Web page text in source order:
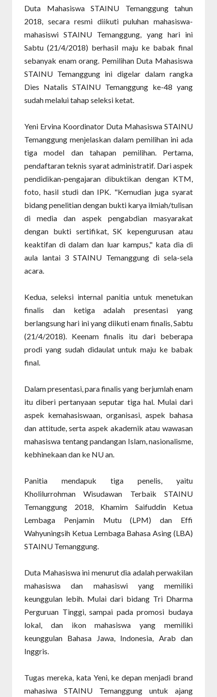
Duta Mahasiswa STAINU Temanggung tahun
2018, secara resmi diikuti puluhan mahasiswa-
mahasiswi STAINU Temanggung, yang hari ini
Sabtu (21/4/2018) berhasil maju ke babak final
sebanyak enam orang. Pemilihan Duta Mahasiswa
STAINU Temanggung ini digelar dalam rangka
Dies Natalis STAINU Temanggung ke-48 yang
sudah melalui tahap seleksi ketat.
Yeni Ervina Koordinator Duta Mahasiswa STAINU
Temanggung menjelaskan dalam pemilihan ini ada
tiga model dan tahapan pemilihan. Pertama,
pendaftaran teknis syarat administratif. Dari aspek
pendidikan-pengajaran dibuktikan dengan KTM,
foto, hasil studi dan IPK. "Kemudian juga syarat
bidang penelitian dengan bukti karya ilmiah/tulisan
di media dan aspek pengabdian masyarakat
dengan bukti sertifikat, SK kepengurusan atau
keaktifan di dalam dan luar kampus," kata dia di
aula lantai 3 STAINU Temanggung di sela-sela
acara.
Kedua, seleksi internal panitia untuk menetukan
finalis dan ketiga adalah presentasi yang
berlangsung hari ini yang diikuti enam finalis, Sabtu
(21/4/2018). Keenam finalis itu dari beberapa
prodi yang sudah didaulat untuk maju ke babak
final.
Dalam presentasi, para finalis yang berjumlah enam
itu diberi pertanyaan seputar tiga hal. Mulai dari
aspek kemahasiswaan, organisasi, aspek bahasa
dan attitude, serta aspek akademik atau wawasan
mahasiswa tentang pandangan Islam, nasionalisme,
kebhinekaan dan ke NU an.
Panitia mendapuk tiga penelis, yaitu
Kholilurrohman Wisudawan Terbaik STAINU
Temanggung 2018, Khamim Saifuddin Ketua
Lembaga Penjamin Mutu (LPM) dan Effi
Wahyuningsih Ketua Lembaga Bahasa Asing (LBA)
STAINU Temanggung.
Duta Mahasiswa ini menurut dia adalah perwakilan
mahasiswa dan mahasiswi yang memiliki
keunggulan lebih. Mulai dari bidang Tri Dharma
Perguruan Tinggi, sampai pada promosi budaya
lokal, dan ikon mahasiswa yang memiliki
keunggulan Bahasa Jawa, Indonesia, Arab dan
Inggris.
Tugas mereka, kata Yeni, ke depan menjadi brand
mahasiwa STAINU Temanggung untuk ajang